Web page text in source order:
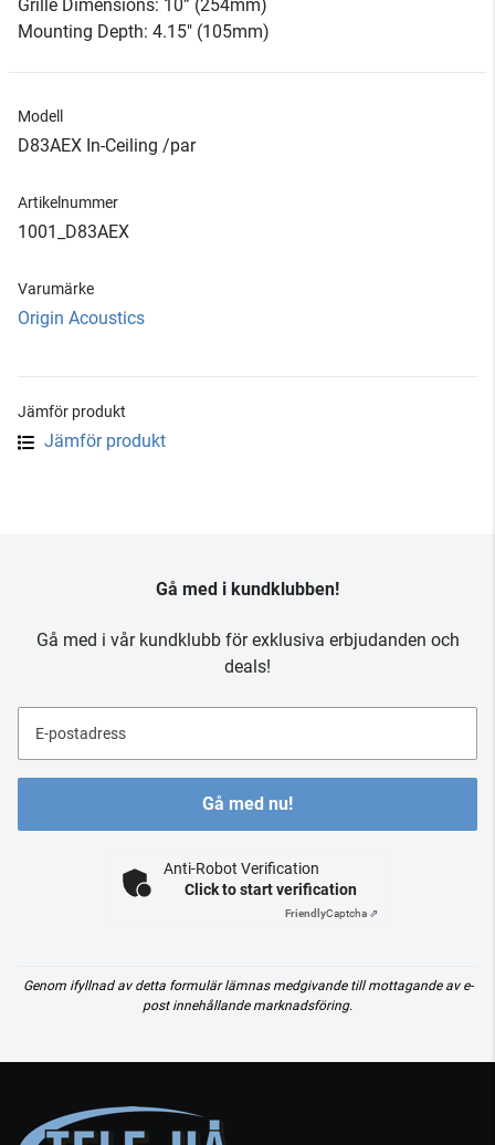
Grille Dimensions: 10” (254mm)
Mounting Depth: 4.15" (105mm)
Modell
D83AEX In-Ceiling /par
Artikelnummer
1001_D83AEX
Varumärke
Origin Acoustics
Jämför produkt
Jämför produkt
Gå med i kundklubben!
Gå med i vår kundklubb för exklusiva erbjudanden och
deals!
E-postadress
Gå med nu!
Anti-Robot Verification
Click to start verification
FriendlyCaptcha ⇗
Genom ifyllnad av detta formulär lämnas medgivande till mottagande av e-
post innehållande marknadsföring.